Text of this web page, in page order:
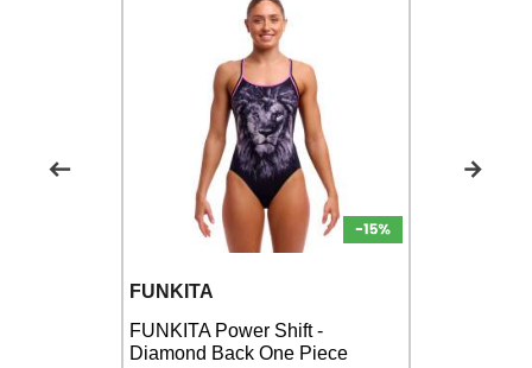
FUNKITA
FUNKITA Power Shift -
Diamond Back One Piece